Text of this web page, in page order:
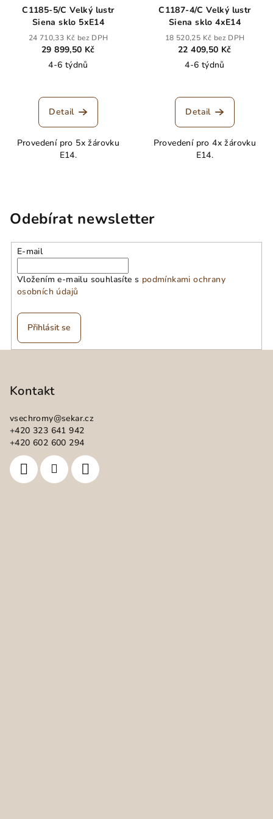
C1185-5/C Velký lustr
Siena sklo 5xE14
24 710,33 Kč bez DPH
29 899,50 Kč
4-6 týdnů
Detail
Provedení pro 5x žárovku
E14.
C1187-4/C Velký lustr
Siena sklo 4xE14
18 520,25 Kč bez DPH
22 409,50 Kč
4-6 týdnů
Detail
Provedení pro 4x žárovku
E14.
Odebírat newsletter
E-mail
Vložením e-mailu souhlasíte s podmínkami ochrany
osobních údajů
Přihlásit se
Kontakt
vsechromy@sekar.cz
+420 323 641 942
+420 602 600 294